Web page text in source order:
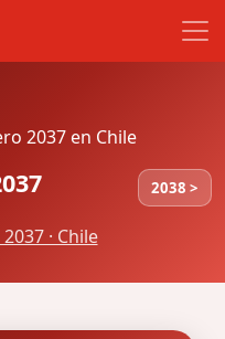
2037 en Chile
2038 >
· Chile